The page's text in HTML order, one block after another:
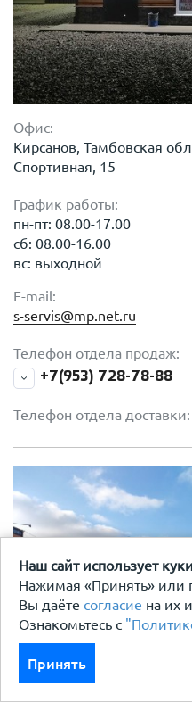
Наш сайт использует
Нажимая «Принять» или
Вы даёте согласие на их
Ознакомьтесь с
Принять
Офис:
Кирсанов, Тамбовская
Спортивная, 15
График работы:
пн-пт: 08.00-17.00
сб: 08.00-16.00
вс: выходной
E-mail:
s-servis@mp.net.ru
Телефон отдела продаж:
+7(953) 728-78-88
Телефон отдела доставки: